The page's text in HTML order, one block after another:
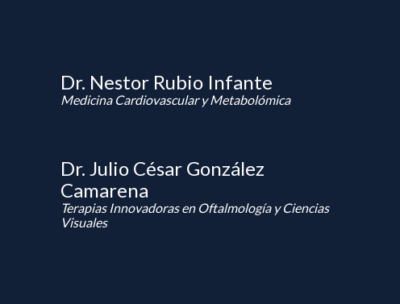
Dr. Nestor Rubio Infante
Medicina Cardiovascular y Metabolómica
Dr. Julio César González
Camarena
Terapias Innovadoras en Oftalmología y Ciencias
Visuales